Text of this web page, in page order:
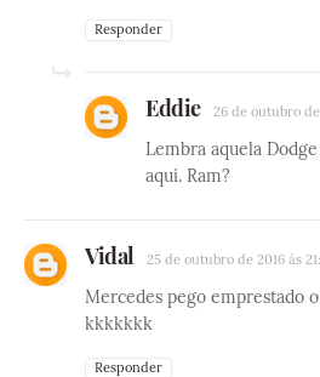
Responder
Eddie 26 de outubro
Lembra aquela
aqui. Ram?
Vidal 25 de outubro de 2016 às
Mercedes pego emprestado
kkkkkkk
Responder